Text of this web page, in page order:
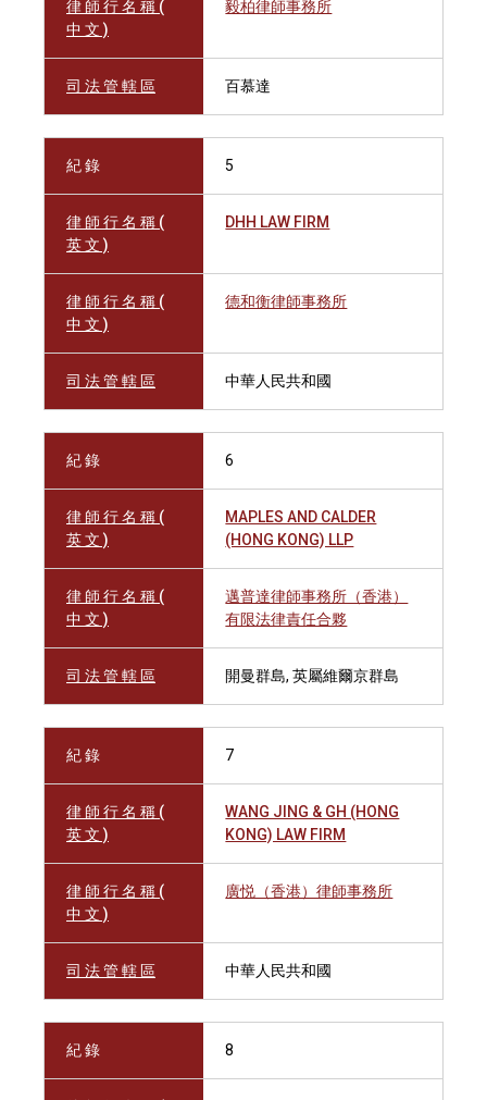
律 師 行 名 稱 (
中 文 )
毅柏律師事務所
司 法 管 轄 區 百慕達
紀 錄 5
律 師 行 名 稱 (
英 文 )
DHH LAW FIRM
律 師 行 名 稱 (
中 文 )
德和衡律師事務所
司 法 管 轄 區 中華人民共和國
紀 錄 6
律 師 行 名 稱 (
英 文 )
MAPLES AND CALDER
(HONG KONG) LLP
律 師 行 名 稱 (
中 文 )
邁普達律師事務所（香港）
有限法律責任合夥
司 法 管 轄 區 開曼群島, 英屬維爾京群島
紀 錄 7
律 師 行 名 稱 (
英 文 )
WANG JING & GH (HONG
KONG) LAW FIRM
律 師 行 名 稱 (
中 文 )
廣悦（香港）律師事務所
司 法 管 轄 區 中華人民共和國
紀 錄 8